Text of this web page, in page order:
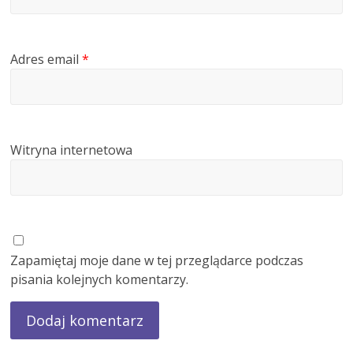
Adres email*
Witryna internetowa
Zapamiętaj moje dane w tej przeglądarce podczas
pisania kolejnych komentarzy.